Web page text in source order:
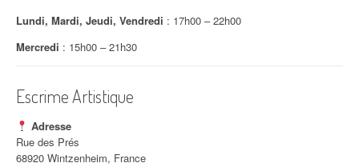
t
i
c
l
e
Lundi, Mardi, Jeudi, Vendredi : 17h00 – 22h00
Mercredi : 15h00 – 21h30
Escrime Artistique
Adresse
Rue des Prés
68920 Wintzenheim, France